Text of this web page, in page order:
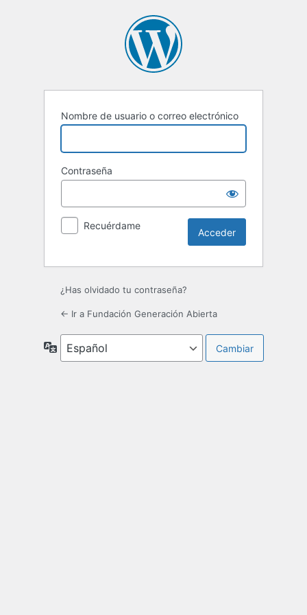
Nombre de usuario o correo electrónico
Contraseña
Recuérdame
¿Has olvidado tu contraseña?
← Ir a Fundación Generación Abierta
Idioma